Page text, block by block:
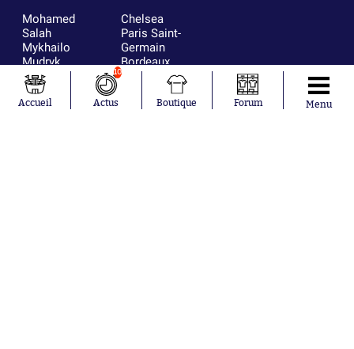
Mohamed
Salah
Mykhailo
Mudryk
Neymar
Khalis Merah
Loïs Openda
Chelsea
Paris Saint-
Germain
Bordeaux
Olympique
Accueil
10
Actus Boutique Forum Menu